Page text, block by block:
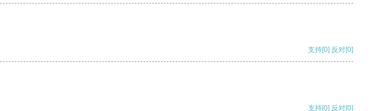
支持[0] 反对[0]
支持[0] 反对[0]